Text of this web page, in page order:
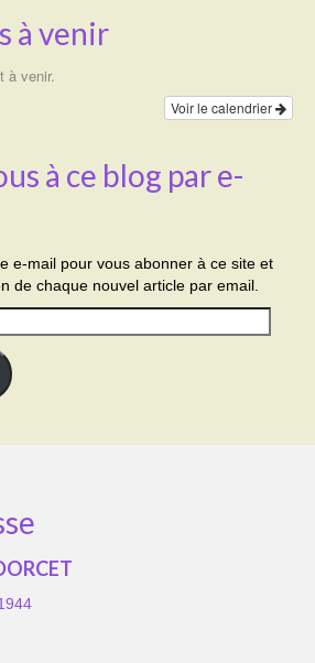
à venir
à venir.
Voir le calendrier
à ce blog par e-
e-mail pour vous abonner à ce site et
de chaque nouvel article par email.